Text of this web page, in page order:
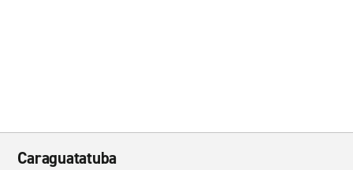
Caraguatatuba